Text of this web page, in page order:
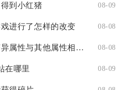
到小红猪 08-09
进行了怎样的改变 08-08
金铲铲之战霓虹之夜变异属性与其他属性相比是否更强大 08-08
在哪里 08-09